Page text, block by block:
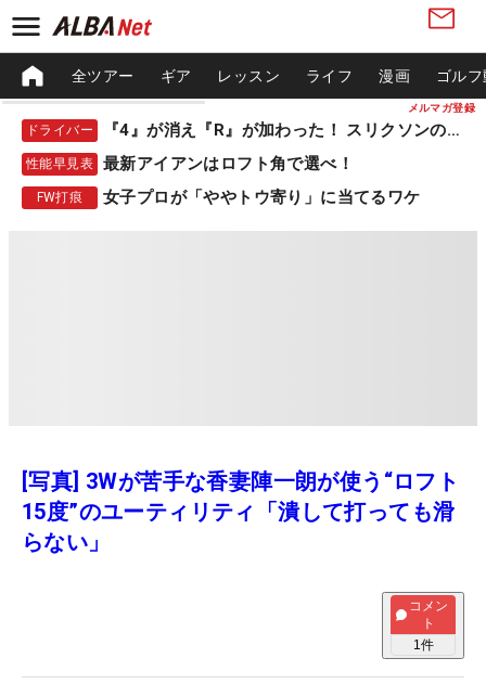
メルマガ登録
全ツアー ギア レッスン ライフ 漫画 ゴル
ドライバー 『4』が消え『R』が加わった！ スリクソンの新作
性能早見表 最新アイアンはロフト角で選べ！
FW打痕 女子プロが「ややトウ寄り」に当てるワケ
[写真] 3Wが苦手な香妻陣一朗が使う“ロフト
15度”のユーティリティ「潰して打っても滑
らない」
コメン
ト
1件